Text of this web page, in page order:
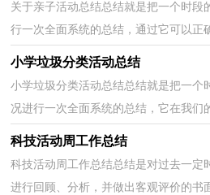
关于亲子活动总结总结就是把一个时段
行一次全面系统的总结，通过它可以正
缺点，因此，让我们写一份总结吧。那
小学垃圾分类活动总结
小学垃圾分类活动总结总结就是把一个
况进行一次全面系统的总结，它在我们
的作用，为此要我们写一份总结。但是
科技活动周工作总结
科技活动周工作总结总结是对过去一定
进行回顾、分析，并做出客观评价的书